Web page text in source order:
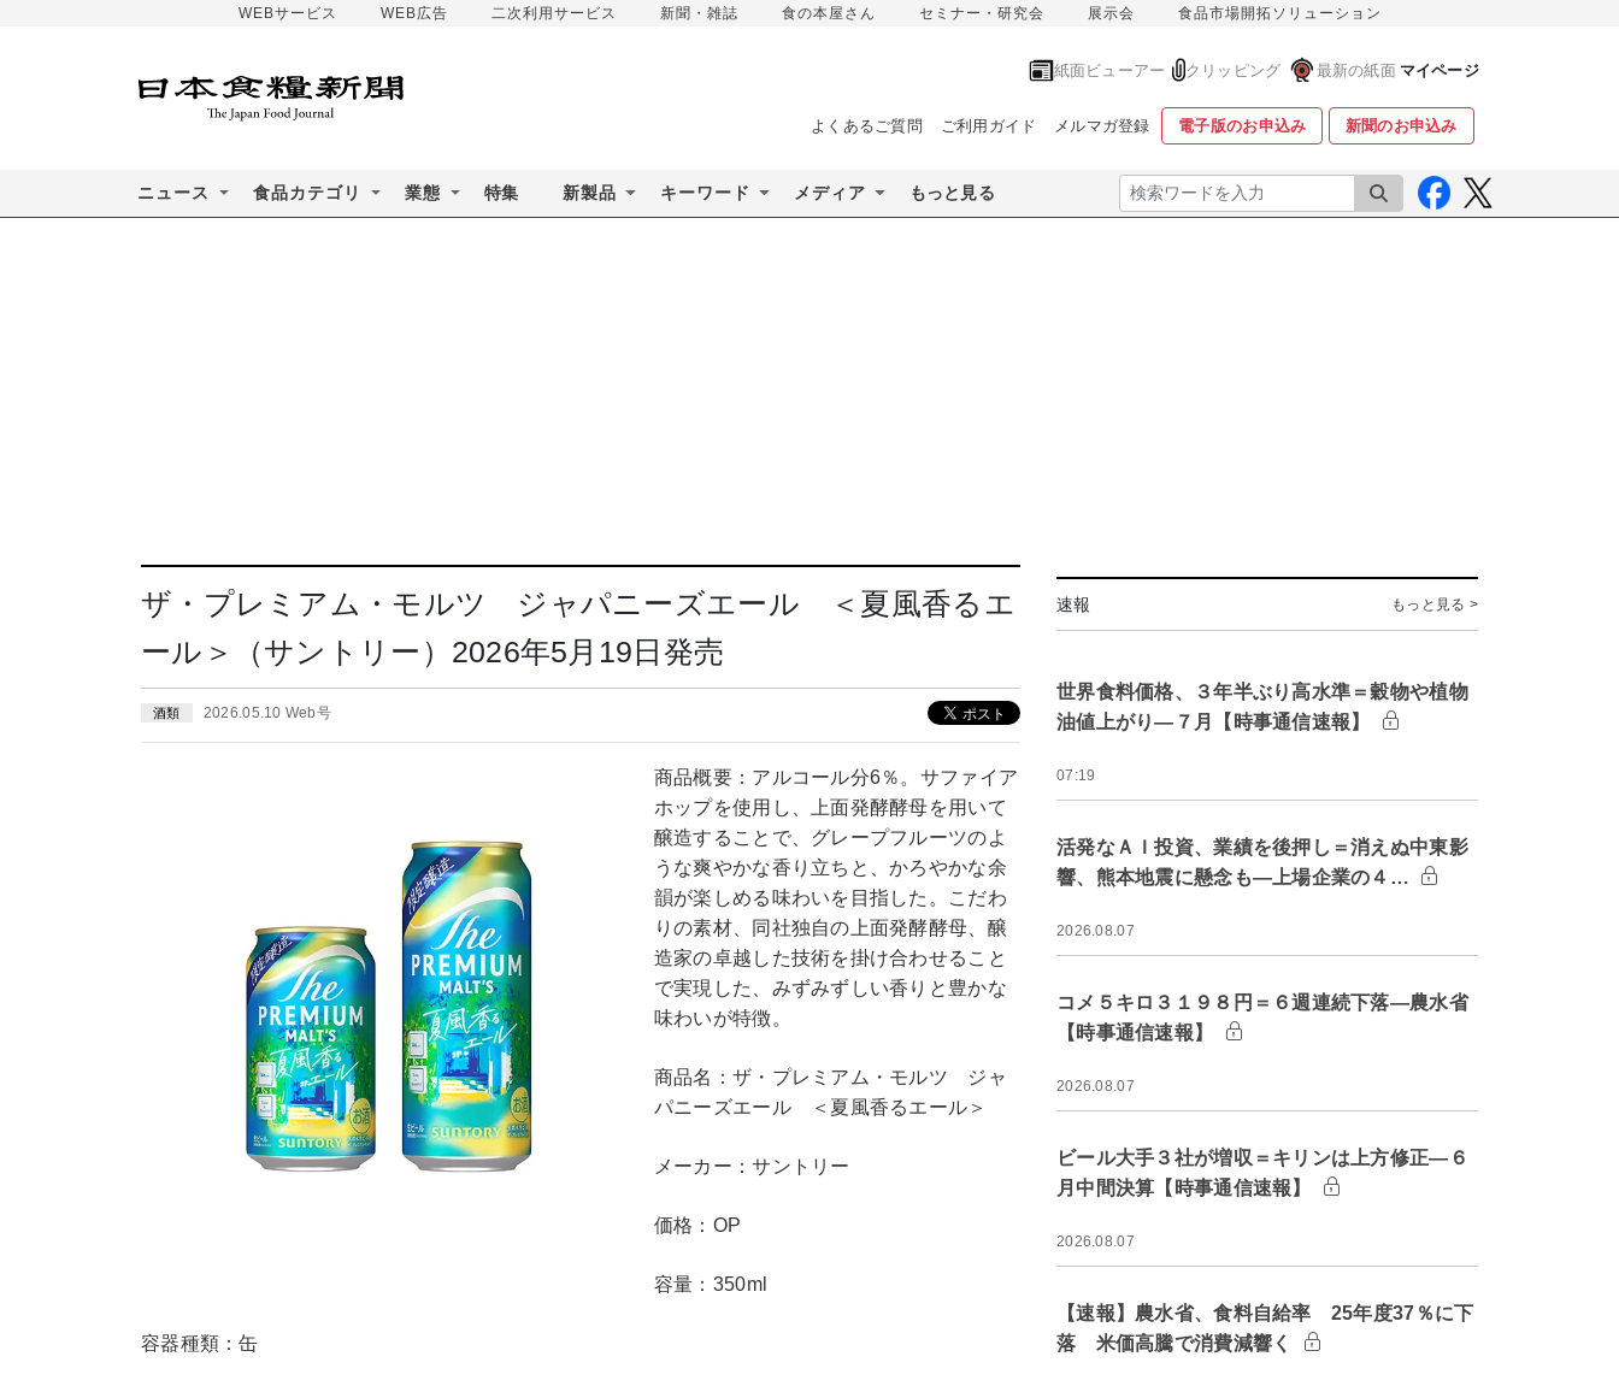
WEBサービス WEB広告 二次利用サービス 新聞・雑誌 食の本屋さん セミナー・研究会 展示会 食品市場開拓ソリューション
紙面ビューアー クリッピング 最新の紙面 マイページ
よくあるご質問 ご利用ガイド メルマガ登録 電子版のお申込み 新聞のお申込み
ニュース 食品カテゴリ 業態 特集 新製品 キーワード メディア もっと見る 検索
ザ・プレミアム・モルツ ジャパニーズエール ＜夏風香るエ
ール＞（サントリー）2026年5月19日発売
酒類 2026.05.10 Web号
商品概要：アルコール分6％。サファイア
ホップを使用し、上面発酵酵母を用いて
醸造することで、グレープフルーツのよ
うな爽やかな香り立ちと、かろやかな余
韻が楽しめる味わいを目指した。こだわ
りの素材、同社独自の上面発酵酵母、醸
造家の卓越した技術を掛け合わせること
で実現した、みずみずしい香りと豊かな
味わいが特徴。
商品名：ザ・プレミアム・モルツ ジャ
パニーズエール ＜夏風香るエール＞
メーカー：サントリー
価格：OP
容量：350ml
容器種類：缶
速報 もっと見る >
世界食料価格、３年半ぶり高水準＝穀物や植物
油値上がり―７月【時事通信速報】
07:19
活発なＡＩ投資、業績を後押し＝消えぬ中東影
響、熊本地震に懸念も―上場企業の４…
2026.08.07
コメ５キロ３１９８円＝６週連続下落―農水省
【時事通信速報】
2026.08.07
ビール大手３社が増収＝キリンは上方修正―６
月中間決算【時事通信速報】
2026.08.07
【速報】農水省、食料自給率 25年度37％に下
落 米価高騰で消費減響く